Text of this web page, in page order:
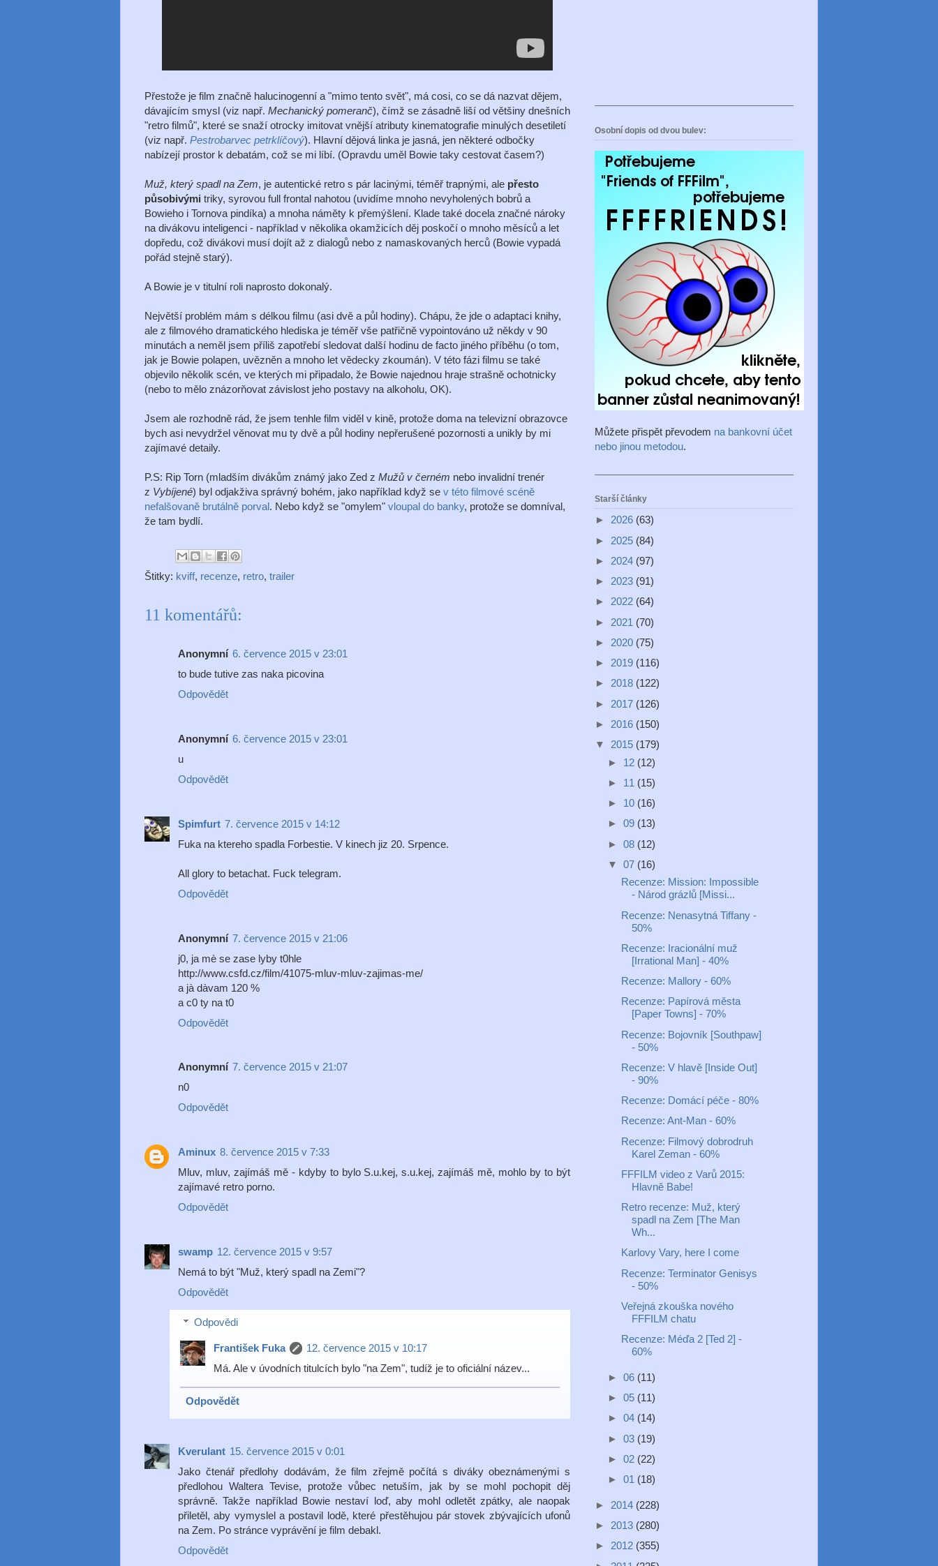
Přestože je film značně halucinogenní a "mimo tento svět", má cosi, co se dá nazvat dějem,
dávajícím smysl (viz např. Mechanický pomeranč), čímž se zásadně liší od většiny dnešních
"retro filmů", které se snaží otrocky imitovat vnější atributy kinematografie minulých desetiletí
(viz např. Pestrobarvec petrklíčový). Hlavní dějová linka je jasná, jen některé odbočky
nabízejí prostor k debatám, což se mi líbí. (Opravdu uměl Bowie taky cestovat časem?)
Muž, který spadl na Zem, je autentické retro s pár lacinými, téměř trapnými, ale přesto
působivými triky, syrovou full frontal nahotou (uvidíme mnoho nevyholených bobrů a
Bowieho i Tornova pindíka) a mnoha náměty k přemýšlení. Klade také docela značné nároky
na divákovu inteligenci - například v několika okamžicích děj poskočí o mnoho měsíců a let
dopředu, což divákovi musí dojít až z dialogů nebo z namaskovaných herců (Bowie vypadá
pořád stejně starý).
A Bowie je v titulní roli naprosto dokonalý.
Největší problém mám s délkou filmu (asi dvě a půl hodiny). Chápu, že jde o adaptaci knihy,
ale z filmového dramatického hlediska je téměř vše patřičně vypointováno už někdy v 90
minutách a neměl jsem příliš zapotřebí sledovat další hodinu de facto jiného příběhu (o tom,
jak je Bowie polapen, uvězněn a mnoho let vědecky zkoumán). V této fázi filmu se také
objevilo několik scén, ve kterých mi připadalo, že Bowie najednou hraje strašně ochotnicky
(nebo to mělo znázorňovat závislost jeho postavy na alkoholu, OK).
Jsem ale rozhodně rád, že jsem tenhle film viděl v kině, protože doma na televizní obrazovce
bych asi nevydržel věnovat mu ty dvě a půl hodiny nepřerušené pozornosti a unikly by mi
zajímavé detaily.
P.S: Rip Torn (mladším divákům známý jako Zed z Mužů v černém nebo invalidní trenér
z Vybíjené) byl odjakživa správný bohém, jako například když se v této filmové scéně
nefalšovaně brutálně porval. Nebo když se "omylem" vloupal do banky, protože se domníval,
že tam bydlí.
Štitky: kviff, recenze, retro, trailer
11 komentářů:
Anonymní 6. července 2015 v 23:01
to bude tutive zas naka picovina
Odpovědět
Anonymní 6. července 2015 v 23:01
u
Odpovědět
Spimfurt 7. července 2015 v 14:12
Fuka na ktereho spadla Forbestie. V kinech jiz 20. Srpence.
All glory to betachat. Fuck telegram.
Odpovědět
Anonymní 7. července 2015 v 21:06
j0, ja mè se zase lyby t0hle
http://www.csfd.cz/film/41075-mluv-mluv-zajimas-me/
a jà dàvam 120 %
a c0 ty na t0
Odpovědět
Anonymní 7. července 2015 v 21:07
n0
Odpovědět
Aminux 8. července 2015 v 7:33
Mluv, mluv, zajímáš mě - kdyby to bylo S.u.kej, s.u.kej, zajímáš mě, mohlo by to být
zajímavé retro porno.
Odpovědět
swamp 12. července 2015 v 9:57
Nemá to být "Muž, který spadl na Zemi"?
Odpovědět
Odpovědi
František Fuka
12. července 2015 v 10:17
Má. Ale v úvodních titulcích bylo "na Zem", tudíž je to oficiální název...
Odpovědět
Kverulant 15. července 2015 v 0:01
Jako čtenář předlohy dodávám, že film zřejmě počítá s diváky obeznámenými s
předlohou Waltera Tevise, protože vůbec netuším, jak by se mohl pochopit děj
správně. Takže například Bowie nestaví loď, aby mohl odletět zpátky, ale naopak
přiletěl, aby vymyslel a postavil lodě, které přestěhujou pár stovek zbývajících ufonů
na Zem. Po stránce vyprávění je film debakl.
Odpovědět
Osobní dopis od dvou bulev:
Můžete přispět převodem na bankovní účet
nebo jinou metodou.
Starší články
► 2026 (63)
► 2025 (84)
► 2024 (97)
► 2023 (91)
► 2022 (64)
► 2021 (70)
► 2020 (75)
► 2019 (116)
► 2018 (122)
► 2017 (126)
► 2016 (150)
▼ 2015 (179)
► 12 (12)
► 11 (15)
► 10 (16)
► 09 (13)
► 08 (12)
▼ 07 (16)
Recenze: Mission: Impossible
- Národ grázlů [Missi...
Recenze: Nenasytná Tiffany -
50%
Recenze: Iracionální muž
[Irrational Man] - 40%
Recenze: Mallory - 60%
Recenze: Papírová města
[Paper Towns] - 70%
Recenze: Bojovník [Southpaw]
- 50%
Recenze: V hlavě [Inside Out]
- 90%
Recenze: Domácí péče - 80%
Recenze: Ant-Man - 60%
Recenze: Filmový dobrodruh
Karel Zeman - 60%
FFFILM video z Varů 2015:
Hlavně Babe!
Retro recenze: Muž, který
spadl na Zem [The Man
Wh...
Karlovy Vary, here I come
Recenze: Terminator Genisys
- 50%
Veřejná zkouška nového
FFFILM chatu
Recenze: Méďa 2 [Ted 2] -
60%
► 06 (11)
► 05 (11)
► 04 (14)
► 03 (19)
► 02 (22)
► 01 (18)
► 2014 (228)
► 2013 (280)
► 2012 (355)